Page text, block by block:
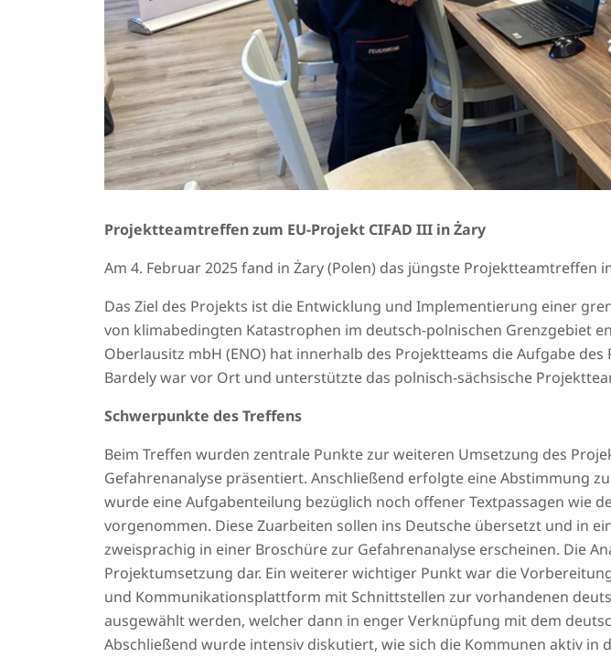
Projektteamtreffen zum EU-Projekt CIFAD III in Żary
Am 4. Februar 2025 fand in Żary (Polen) das jüngste Projektteamtreffen
Das Ziel des Projekts ist die Entwicklung und Implementierung einer
von klimabedingten Katastrophen im deutsch-polnischen Grenzgebiet
Oberlausitz mbH (ENO) hat innerhalb des Projektteams die Aufgabe
Bardely war vor Ort und unterstützte das polnisch-sächsische
Schwerpunkte des Treffens
Beim Treffen wurden zentrale Punkte zur weiteren Umsetzung des
Gefahrenanalyse präsentiert. Anschließend erfolgte eine Abstimmung
wurde eine Aufgabenteilung bezüglich noch offener Textpassagen wie
vorgenommen. Diese Zuarbeiten sollen ins Deutsche übersetzt und in
zweisprachig in einer Broschüre zur Gefahrenanalyse erscheinen. Die
Projektumsetzung dar. Ein weiterer wichtiger Punkt war die
und Kommunikationsplattform mit Schnittstellen zur vorhandenen
ausgewählt werden, welcher dann in enger Verknüpfung mit dem
Abschließend wurde intensiv diskutiert, wie sich die Kommunen aktiv